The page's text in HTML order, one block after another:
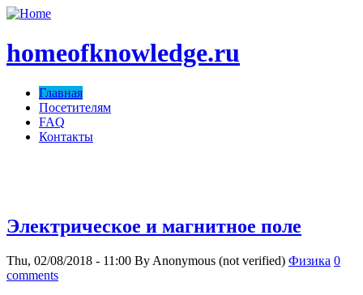
homeofknowledge.ru
Главная
Посетителям
FAQ
Контакты
Электрическое и магнитное поле
Thu, 02/08/2018 - 11:00 By Anonymous (not verified) Физика 0
comments